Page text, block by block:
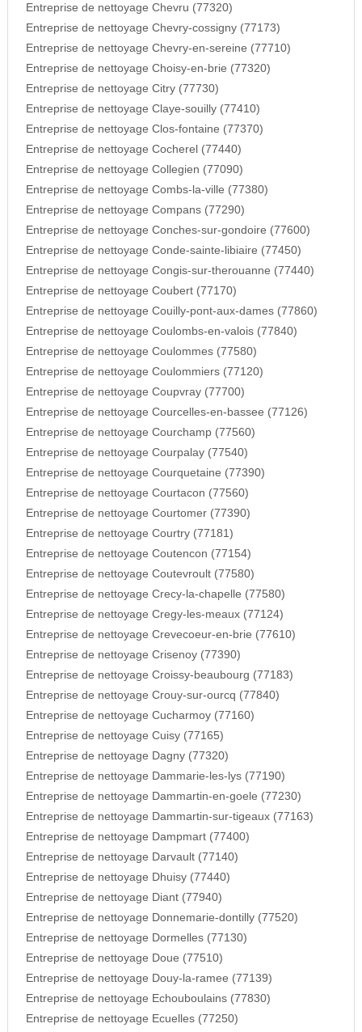
Entreprise de nettoyage Chevru (77320)
Entreprise de nettoyage Chevry-cossigny (77173)
Entreprise de nettoyage Chevry-en-sereine (77710)
Entreprise de nettoyage Choisy-en-brie (77320)
Entreprise de nettoyage Citry (77730)
Entreprise de nettoyage Claye-souilly (77410)
Entreprise de nettoyage Clos-fontaine (77370)
Entreprise de nettoyage Cocherel (77440)
Entreprise de nettoyage Collegien (77090)
Entreprise de nettoyage Combs-la-ville (77380)
Entreprise de nettoyage Compans (77290)
Entreprise de nettoyage Conches-sur-gondoire (77600)
Entreprise de nettoyage Conde-sainte-libiaire (77450)
Entreprise de nettoyage Congis-sur-therouanne (77440)
Entreprise de nettoyage Coubert (77170)
Entreprise de nettoyage Couilly-pont-aux-dames (77860)
Entreprise de nettoyage Coulombs-en-valois (77840)
Entreprise de nettoyage Coulommes (77580)
Entreprise de nettoyage Coulommiers (77120)
Entreprise de nettoyage Coupvray (77700)
Entreprise de nettoyage Courcelles-en-bassee (77126)
Entreprise de nettoyage Courchamp (77560)
Entreprise de nettoyage Courpalay (77540)
Entreprise de nettoyage Courquetaine (77390)
Entreprise de nettoyage Courtacon (77560)
Entreprise de nettoyage Courtomer (77390)
Entreprise de nettoyage Courtry (77181)
Entreprise de nettoyage Coutencon (77154)
Entreprise de nettoyage Coutevroult (77580)
Entreprise de nettoyage Crecy-la-chapelle (77580)
Entreprise de nettoyage Cregy-les-meaux (77124)
Entreprise de nettoyage Crevecoeur-en-brie (77610)
Entreprise de nettoyage Crisenoy (77390)
Entreprise de nettoyage Croissy-beaubourg (77183)
Entreprise de nettoyage Crouy-sur-ourcq (77840)
Entreprise de nettoyage Cucharmoy (77160)
Entreprise de nettoyage Cuisy (77165)
Entreprise de nettoyage Dagny (77320)
Entreprise de nettoyage Dammarie-les-lys (77190)
Entreprise de nettoyage Dammartin-en-goele (77230)
Entreprise de nettoyage Dammartin-sur-tigeaux (77163)
Entreprise de nettoyage Dampmart (77400)
Entreprise de nettoyage Darvault (77140)
Entreprise de nettoyage Dhuisy (77440)
Entreprise de nettoyage Diant (77940)
Entreprise de nettoyage Donnemarie-dontilly (77520)
Entreprise de nettoyage Dormelles (77130)
Entreprise de nettoyage Doue (77510)
Entreprise de nettoyage Douy-la-ramee (77139)
Entreprise de nettoyage Echouboulains (77830)
Entreprise de nettoyage Ecuelles (77250)